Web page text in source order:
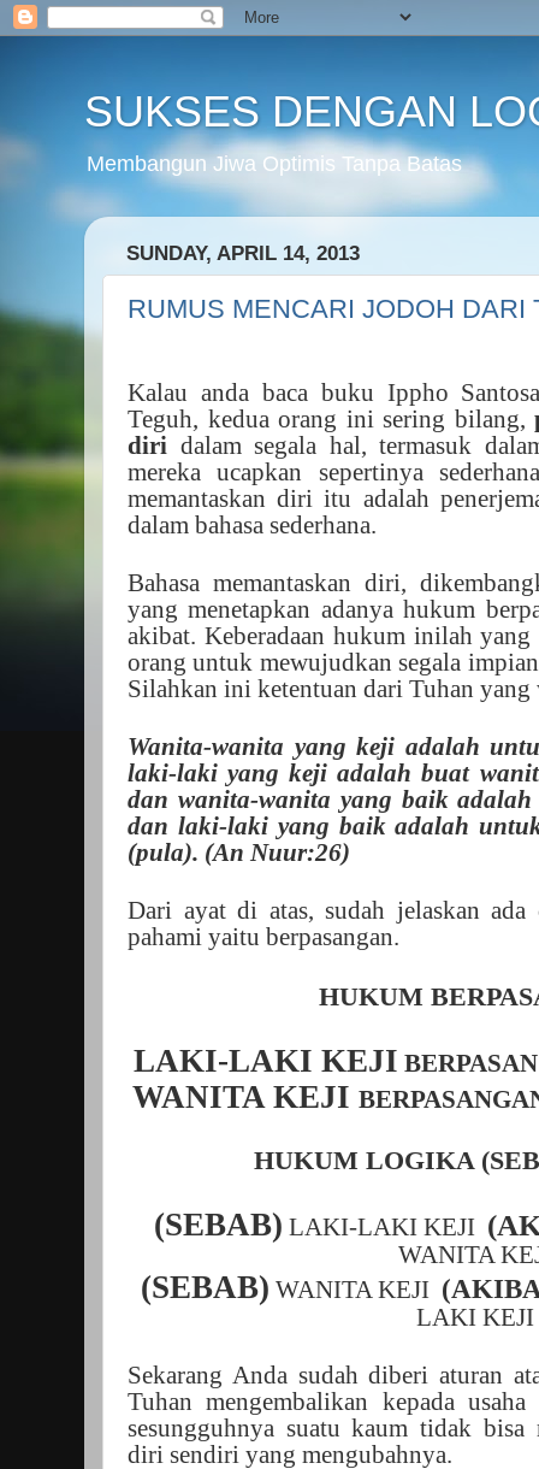
SUKSES DENGAN
Membangun Jiwa Optimis Tanpa Batas
SUNDAY, APRIL 14, 2013
RUMUS MENCARI JODOH DARI
Kalau anda baca buku Ippho
Teguh, kedua orang ini sering bilang,
diri dalam segala hal, termasuk
mereka ucapkan sepertinya
memantaskan diri itu adalah
dalam bahasa sederhana.
Bahasa memantaskan diri,
yang menetapkan adanya hukum
akibat. Keberadaan hukum inilah
orang untuk mewujudkan segala
Silahkan ini ketentuan dari Tuhan
Wanita-wanita yang keji adalah
laki-laki yang keji adalah buat
dan wanita-wanita yang baik
dan laki-laki yang baik adalah
(pula). (An Nuur:26)
Dari ayat di atas, sudah jelaskan
pahami yaitu berpasangan.
HUKUM
LAKI-LAKI KEJI
WANITA KEJI
HUKUM LOGIKA
(SEBAB) LAKI-LAKI KEJI
WANITA
(SEBAB) WANITA KEJI
LAKI KEJI
Sekarang Anda sudah diberi aturan
Tuhan mengembalikan kepada
sesungguhnya suatu kaum tidak bisa
diri sendiri yang mengubahnya.